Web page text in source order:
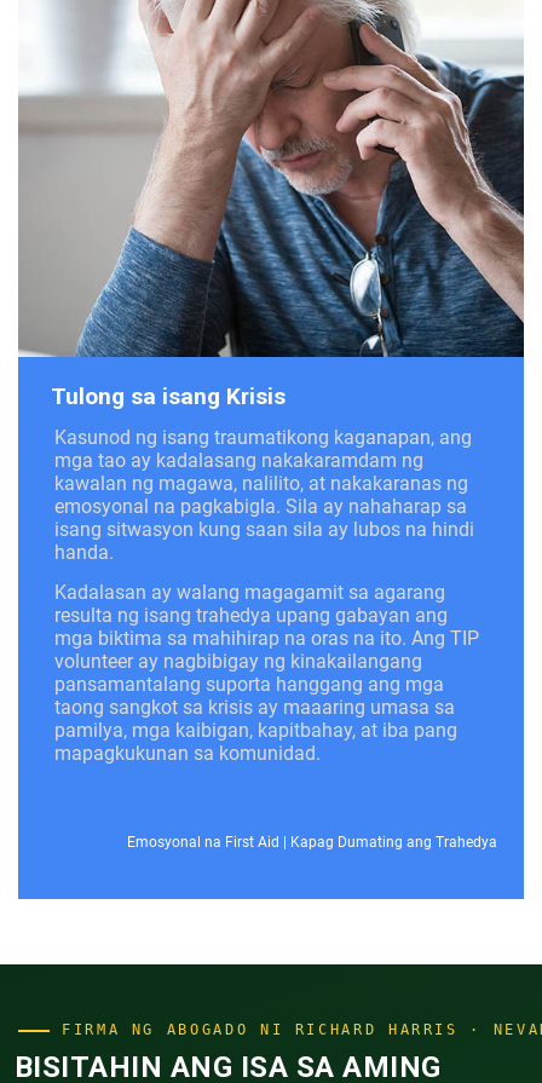
Tulong sa isang Krisis
Kasunod ng isang traumatikong kaganapan, ang
mga tao ay kadalasang nakakaramdam ng
kawalan ng magawa, nalilito, at nakakaranas ng
emosyonal na pagkabigla. Sila ay nahaharap sa
isang sitwasyon kung saan sila ay lubos na hindi
handa.
Kadalasan ay walang magagamit sa agarang
resulta ng isang trahedya upang gabayan ang
mga biktima sa mahihirap na oras na ito. Ang TIP
volunteer ay nagbibigay ng kinakailangang
pansamantalang suporta hanggang ang mga
taong sangkot sa krisis ay maaaring umasa sa
pamilya, mga kaibigan, kapitbahay, at iba pang
mapagkukunan sa komunidad.
Emosyonal na First Aid Kapag Dumating ang Trahedya
FIRMA NG ABOGADO NI RICHARD HARRIS ·
BISITAHIN ANG ISA SA AMING